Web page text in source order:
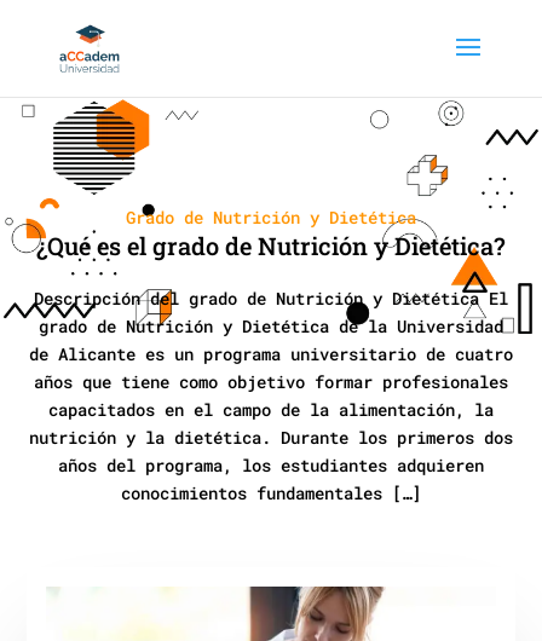
Grado de Nutrición y Dietética
¿Qué es el grado de Nutrición y Dietética?
Descripción del grado de Nutrición y Dietética El
grado de Nutrición y Dietética de la Universidad
de Alicante es un programa universitario de cuatro
años que tiene como objetivo formar profesionales
capacitados en el campo de la alimentación, la
nutrición y la dietética. Durante los primeros dos
años del programa, los estudiantes adquieren
conocimientos fundamentales […]